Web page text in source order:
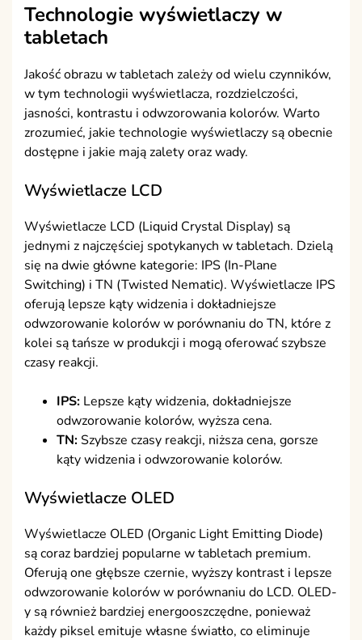
Technologie wyświetlaczy w
tabletach
Jakość obrazu w tabletach zależy od wielu czynników,
w tym technologii wyświetlacza, rozdzielczości,
jasności, kontrastu i odwzorowania kolorów. Warto
zrozumieć, jakie technologie wyświetlaczy są obecnie
dostępne i jakie mają zalety oraz wady.
Wyświetlacze LCD
Wyświetlacze LCD (Liquid Crystal Display) są
jednymi z najczęściej spotykanych w tabletach. Dzielą
się na dwie główne kategorie: IPS (In-Plane
Switching) i TN (Twisted Nematic). Wyświetlacze IPS
oferują lepsze kąty widzenia i dokładniejsze
odwzorowanie kolorów w porównaniu do TN, które z
kolei są tańsze w produkcji i mogą oferować szybsze
czasy reakcji.
IPS: Lepsze kąty widzenia, dokładniejsze
odwzorowanie kolorów, wyższa cena.
TN:Szybsze czasy reakcji, niższa cena, gorsze
kąty widzenia i odwzorowanie kolorów.
Wyświetlacze OLED
Wyświetlacze OLED (Organic Light Emitting Diode)
są coraz bardziej popularne w tabletach premium.
Oferują one głębsze czernie, wyższy kontrast i lepsze
odwzorowanie kolorów w porównaniu do LCD. OLED-
y są również bardziej energooszczędne, ponieważ
każdy piksel emituje własne światło, co eliminuje